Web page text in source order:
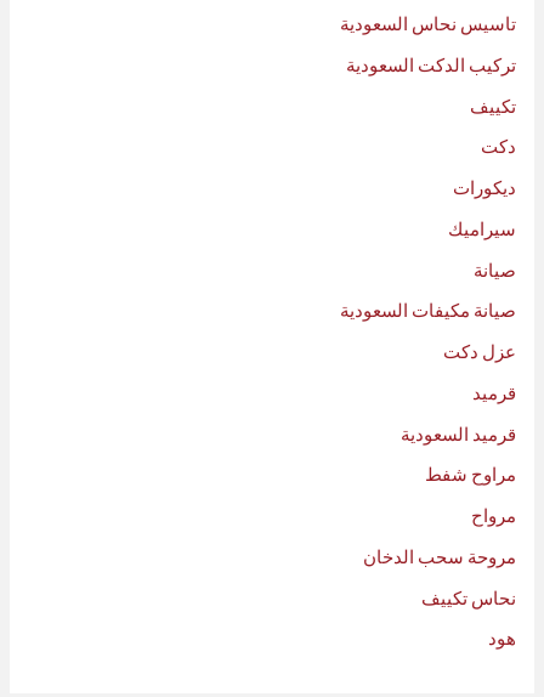
تاسيس نحاس السعودية
تركيب الدكت السعودية
تكييف
دكت
ديكورات
سيراميك
صيانة
صيانة مكيفات السعودية
عزل دكت
قرميد
قرميد السعودية
مراوح شفط
مرواح
مروحة سحب الدخان
نحاس تكييف
هود